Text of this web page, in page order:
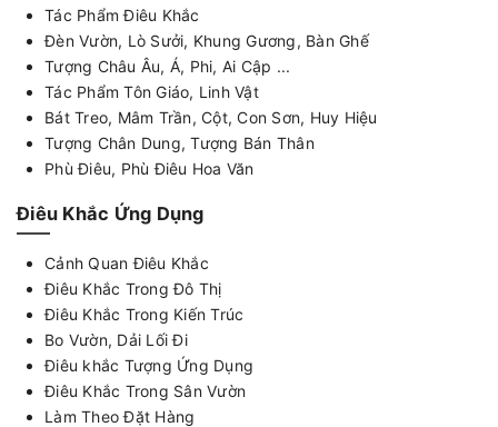
Tác Phẩm Điêu Khắc
Đèn Vườn, Lò Sưởi, Khung Gương, Bàn Ghế
Tượng Châu Âu, Á, Phi, Ai Cập ...
Tác Phẩm Tôn Giáo, Linh Vật
Bát Treo, Mâm Trần, Cột, Con Sơn, Huy Hiệu
Tượng Chân Dung, Tượng Bán Thân
Phù Điêu, Phù Điêu Hoa Văn
Điêu Khắc Ứng Dụng
Cảnh Quan Điêu Khắc
Điêu Khắc Trong Đô Thị
Điêu Khắc Trong Kiến Trúc
Bo Vườn, Dải Lối Đi
Điêu khắc Tượng Ứng Dụng
Điêu Khắc Trong Sân Vườn
Làm Theo Đặt Hàng